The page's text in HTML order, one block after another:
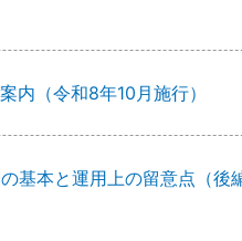
内（令和8年10月施行）
基本と運用上の留意点（後